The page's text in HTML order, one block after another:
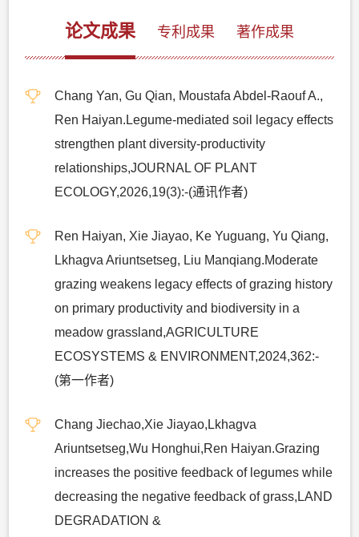
论文成果 专利成果 著作成果
Chang Yan, Gu Qian, Moustafa Abdel-Raouf A.,
Ren Haiyan.Legume-mediated soil legacy effects
strengthen plant diversity-productivity
relationships,JOURNAL OF PLANT
ECOLOGY,2026,19(3):-(通讯作者)
Ren Haiyan, Xie Jiayao, Ke Yuguang, Yu Qiang,
Lkhagva Ariuntsetseg, Liu Manqiang.Moderate
grazing weakens legacy effects of grazing history
on primary productivity and biodiversity in a
meadow grassland,AGRICULTURE
ECOSYSTEMS & ENVIRONMENT,2024,362:-
(第一作者)
Chang Jiechao,Xie Jiayao,Lkhagva
Ariuntsetseg,Wu Honghui,Ren Haiyan.Grazing
increases the positive feedback of legumes while
decreasing the negative feedback of grass,LAND
DEGRADATION &